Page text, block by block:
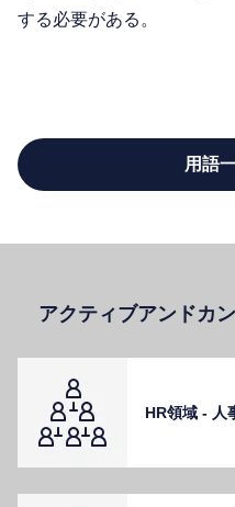
する必要がある。
用語
アクティブアンドカ
HR領域 - ⼈